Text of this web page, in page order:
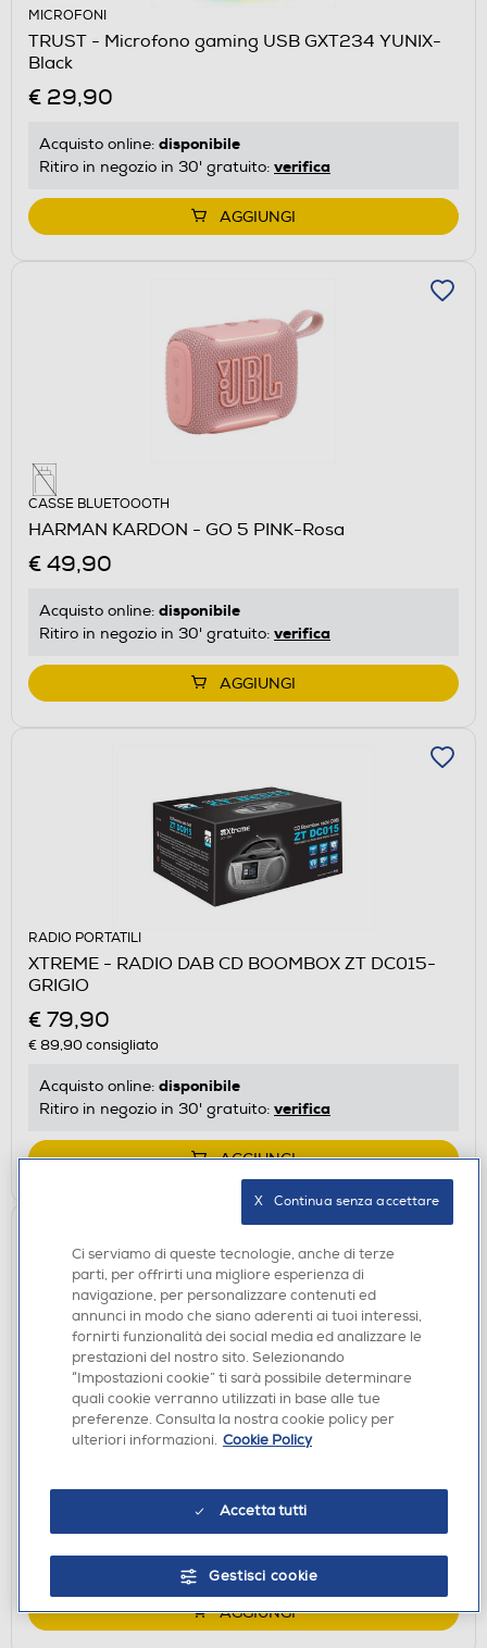
MICROFONI
TRUST - Microfono gaming USB GXT234 YUNIX-
Black
€ 29,90
Acquisto online: disponibile
Ritiro in negozio in 30' gratuito: verifica
AGGIUNGI
CASSE BLUETOOOTH
HARMAN KARDON - GO 5 PINK-Rosa
€ 49,90
Acquisto online: disponibile
Ritiro in negozio in 30' gratuito: verifica
AGGIUNGI
RADIO PORTATILI
XTREME - RADIO DAB CD BOOMBOX ZT DC015-
GRIGIO
€ 79,90
€ 89,90consigliato
Acquisto online: disponibile
Ritiro in negozio in 30' gratuito: verifica
AGGIUNGI
RADIO PORTATILI
XTREME - MINI RADIO DAB+ DB-3-NERO
Acquisto online:disponibile
Ritiro in negozio:
AGGIUNGI
Ci serviamo di queste tecnologie, anche di terze
parti, per offrirti una migliore esperienza di
navigazione, per personalizzare contenuti ed
annunci in modo che siano aderenti ai tuoi interessi,
fornirti funzionalità dei social media ed analizzare le
prestazioni del nostro sito. Selezionando
“Impostazioni cookie” ti sarà possibile determinare
quali cookie verranno utilizzati in base alle tue
preferenze. Consulta la nostra cookie policy per
ulteriori informazioni. Cookie Policy
Accetta tutti
Gestisci cookie
X   Continua senza accettare